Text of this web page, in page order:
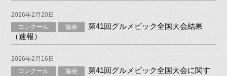
2026年2月20日
コンクール
協会
第41回グルメピック全国大会結果
（速報）
2026年2月16日
コンクール
協会
第41回グルメピック全国大会に関す